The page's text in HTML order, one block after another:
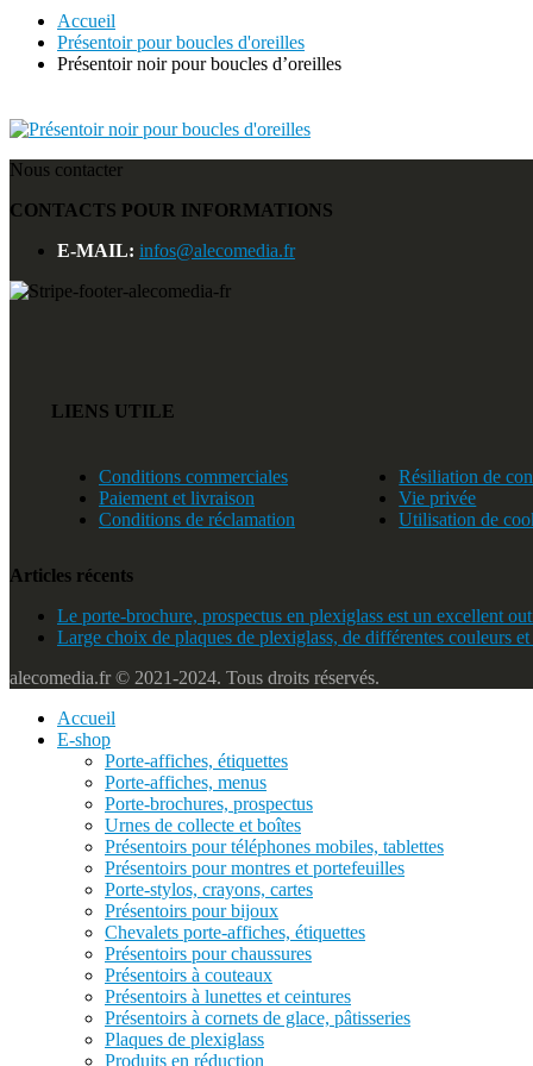
Accueil
Présentoir pour boucles d'oreilles
Présentoir noir pour boucles d’oreilles
Nous contacter
CONTACTS POUR INFORMATIONS
E-MAIL: infos@alecomedia.fr
LIENS UTILE
Conditions commerciales
Paiement et livraison
Conditions de réclamation
Résiliation de
Vie privée
Utilisation de
Articles récents
Le porte-brochure, prospectus en plexiglass est un excellent
Large choix de plaques de plexiglass, de différentes couleurs et
alecomedia.fr © 2021-2024. Tous droits réservés.
Accueil
E-shop
Porte-affiches, étiquettes
Porte-affiches, menus
Porte-brochures, prospectus
Urnes de collecte et boîtes
Présentoirs pour téléphones mobiles, tablettes
Présentoirs pour montres et portefeuilles
Porte-stylos, crayons, cartes
Présentoirs pour bijoux
Chevalets porte-affiches, étiquettes
Présentoirs pour chaussures
Présentoirs à couteaux
Présentoirs à lunettes et ceintures
Présentoirs à cornets de glace, pâtisseries
Plaques de plexiglass
Produits en réduction